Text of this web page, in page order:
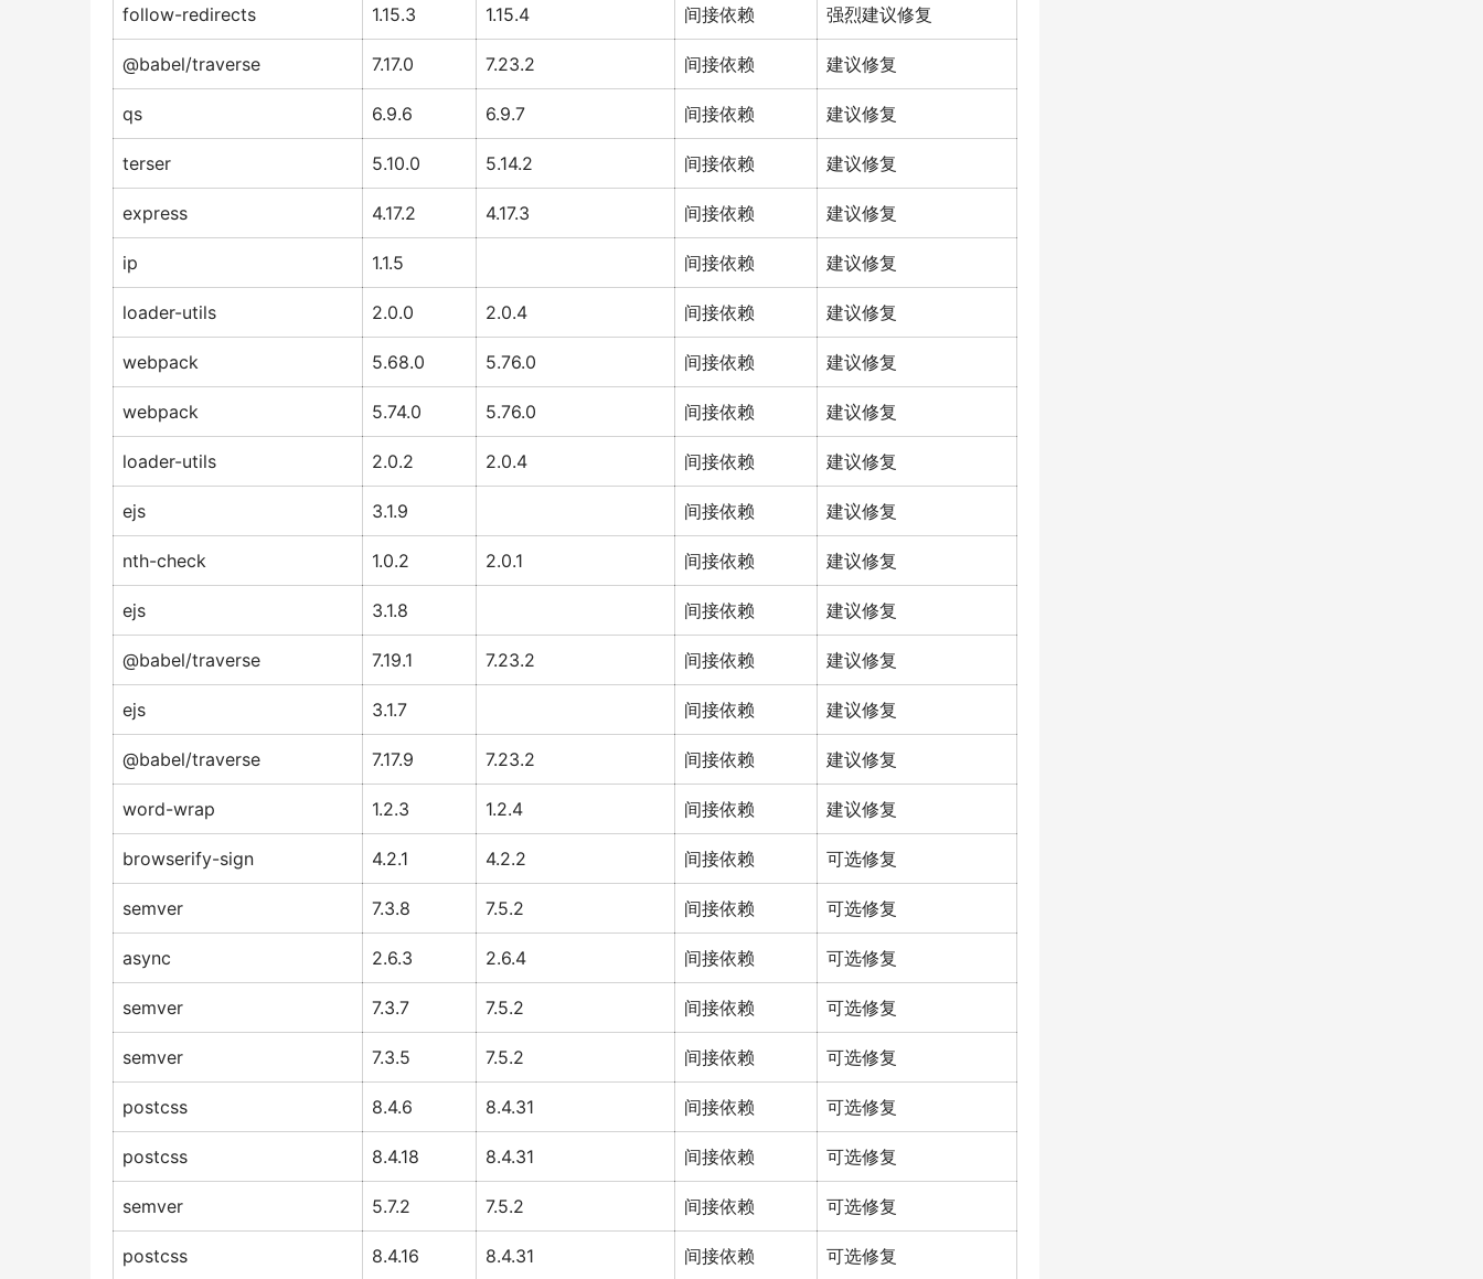
follow-redirects 1.15.3 1.15.4 间接依赖 强烈建议修复
@babel/traverse 7.17.0 7.23.2 间接依赖 建议修复
qs 6.9.6 6.9.7 间接依赖 建议修复
terser 5.10.0 5.14.2 间接依赖 建议修复
express 4.17.2 4.17.3 间接依赖 建议修复
ip 1.1.5 间接依赖 建议修复
loader-utils 2.0.0 2.0.4 间接依赖 建议修复
webpack 5.68.0 5.76.0 间接依赖 建议修复
webpack 5.74.0 5.76.0 间接依赖 建议修复
loader-utils 2.0.2 2.0.4 间接依赖 建议修复
ejs 3.1.9 间接依赖 建议修复
nth-check 1.0.2 2.0.1 间接依赖 建议修复
ejs 3.1.8 间接依赖 建议修复
@babel/traverse 7.19.1 7.23.2 间接依赖 建议修复
ejs 3.1.7 间接依赖 建议修复
@babel/traverse 7.17.9 7.23.2 间接依赖 建议修复
word-wrap 1.2.3 1.2.4 间接依赖 建议修复
browserify-sign 4.2.1 4.2.2 间接依赖 可选修复
semver 7.3.8 7.5.2 间接依赖 可选修复
async 2.6.3 2.6.4 间接依赖 可选修复
semver 7.3.7 7.5.2 间接依赖 可选修复
semver 7.3.5 7.5.2 间接依赖 可选修复
postcss 8.4.6 8.4.31 间接依赖 可选修复
postcss 8.4.18 8.4.31 间接依赖 可选修复
semver 5.7.2 7.5.2 间接依赖 可选修复
postcss 8.4.16 8.4.31 间接依赖 可选修复